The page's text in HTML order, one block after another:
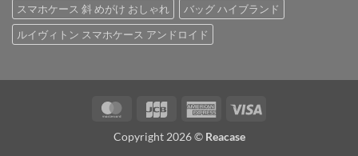
スマホケース 斜 めがけ おしゃれ
バッグ ハイブランド
ルイヴィトン スマホケース アンドロイド
MasterCard
JCB
American
Copyright 2026 © Reacase